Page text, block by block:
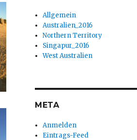
Allgemein
Australien_2016
Northern Territory
Singapur_2016
West Australien
META
Anmelden
Eintrags-Feed